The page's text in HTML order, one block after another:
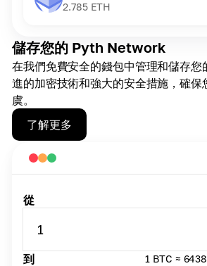
儲存您的 Pyth Network
在我們免費安全的錢包中管理和儲存您
進的加密技術和強大的安全措施，確保
虞。
了解更多
2.785 ETH
從
1
到 1 BTC ≈